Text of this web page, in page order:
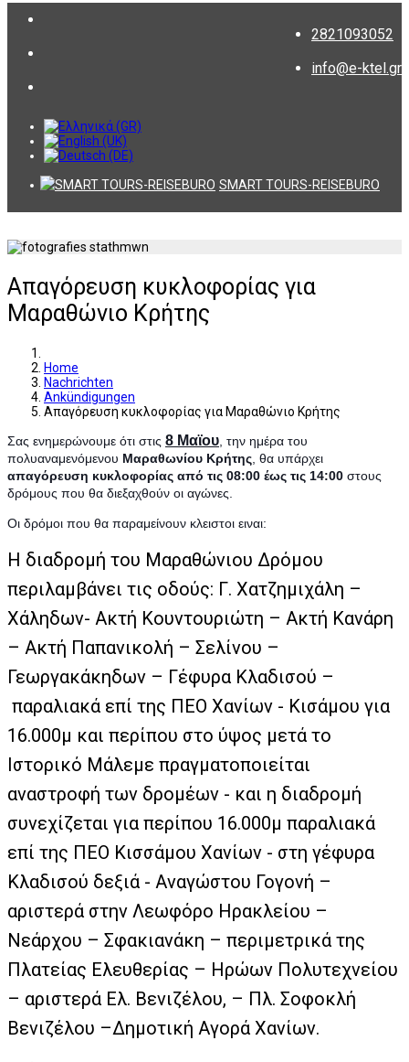
2821093052
info@e-ktel.gr
SMART TOURS-REISEBURO
Απαγόρευση κυκλοφορίας για
Μαραθώνιο Κρήτης
Home
Nachrichten
Ankündigungen
Απαγόρευση κυκλοφορίας για Μαραθώνιο Κρήτης
Σας ενημερώνουμε ότι στις 8 Μαϊου , την ημέρα του
πολυαναμενόμενου Μαραθωνίου Κρήτης , θα υπάρχει
απαγόρευση κυκλοφορίας από τις 08:00 έως τις 14:00 στους
δρόμους που θα διεξαχθούν οι αγώνες.
Οι δρόμοι που θα παραμείνουν κλειστοι ειναι:
Η διαδρομή του Μαραθώνιου Δρόμου
περιλαμβάνει τις οδούς: Γ. Χατζημιχάλη –
Χάληδων- Ακτή Κουντουριώτη – Ακτή Κανάρη
– Ακτή Παπανικολή – Σελίνου –
Γεωργακάκηδων – Γέφυρα Κλαδισού –
παραλιακά επί της ΠΕΟ Χανίων - Κισάμου για
16.000μ και περίπου στο ύψος μετά το
Ιστορικό Μάλεμε πραγματοποιείται
αναστροφή των δρομέων - και η διαδρομή
συνεχίζεται για περίπου 16.000μ παραλιακά
επί της ΠΕΟ Κισσάμου Χανίων - στη γέφυρα
Κλαδισού δεξιά - Αναγώστου Γογονή –
αριστερά στην Λεωφόρο Ηρακλείου –
Νεάρχου – Σφακιανάκη – περιμετρικά της
Πλατείας Ελευθερίας – Ηρώων Πολυτεχνείου
– αριστερά Ελ. Βενιζέλου, – Πλ. Σοφοκλή
Βενιζέλου –Δημοτική Αγορά Χανίων.